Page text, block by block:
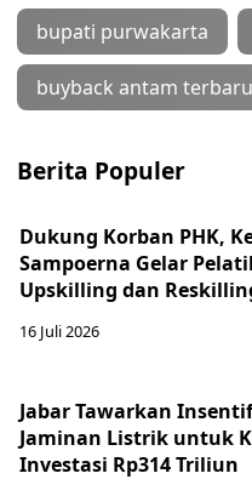
bupati purwakarta
buyback antam terbaru
Berita Populer
Dukung Korban PHK,
Sampoerna Gelar
Upskilling dan
16 Juli 2026
Jabar Tawarkan
Jaminan Listrik untuk
Investasi Rp314 Triliun